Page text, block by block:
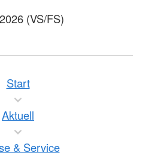
(VS/FS)
Start
Aktuell
& Service